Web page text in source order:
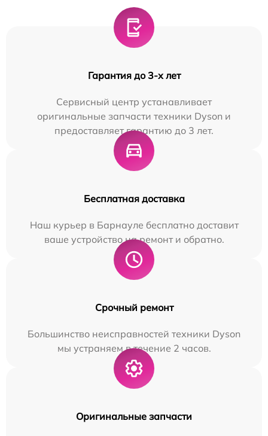
Гарантия до 3-х лет
Сервисный центр устанавливает
оригинальные запчасти техники Dyson и
предоставляет гарантию до 3 лет.
Бесплатная доставка
Наш курьер в Барнауле бесплатно доставит
ваше устройство на ремонт и обратно.
Срочный ремонт
Большинство неисправностей техники Dyson
мы устраняем в течение 2 часов.
Оригинальные запчасти